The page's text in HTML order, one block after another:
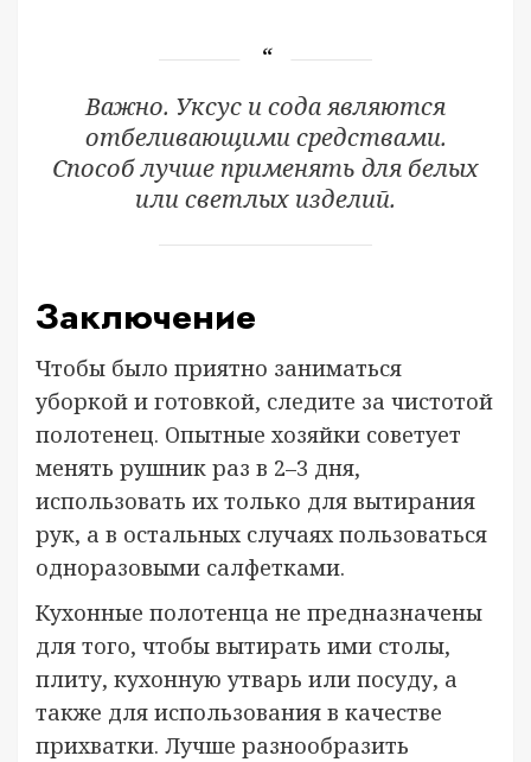
Важно. Уксус и сода являются
отбеливающими средствами.
Способ лучше применять для белых
или светлых изделий.
Заключение
Чтобы было приятно заниматься
уборкой и готовкой, следите за чистотой
полотенец. Опытные хозяйки советует
менять рушник раз в 2–3 дня,
использовать их только для вытирания
рук, а в остальных случаях пользоваться
одноразовыми салфетками.
Кухонные полотенца не предназначены
для того, чтобы вытирать ими столы,
плиту, кухонную утварь или посуду, а
также для использования в качестве
прихватки. Лучше разнообразить